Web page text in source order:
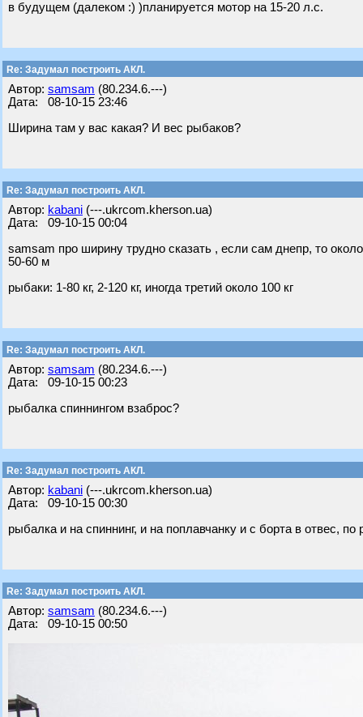
в будущем (далеком :) )планируется мотор на 15-20 л.с.
Re: Задумал построить АКЛ.
Автор: samsam (80.234.6.---)
Дата: 08-10-15 23:46
Ширина там у вас какая? И вес рыбаков?
Re: Задумал построить АКЛ.
Автор: kabani (---.ukrcom.kherson.ua)
Дата: 09-10-15 00:04
samsam про ширину трудно сказать , если сам днепр, то
50-60 м
рыбаки: 1-80 кг, 2-120 кг, иногда третий около 100 кг
Re: Задумал построить АКЛ.
Автор: samsam (80.234.6.---)
Дата: 09-10-15 00:23
рыбалка спиннингом взаброс?
Re: Задумал построить АКЛ.
Автор: kabani (---.ukrcom.kherson.ua)
Дата: 09-10-15 00:30
рыбалка и на спиннинг, и на поплавчанку и с борта в отвес, по
Re: Задумал построить АКЛ.
Автор: samsam (80.234.6.---)
Дата: 09-10-15 00:50